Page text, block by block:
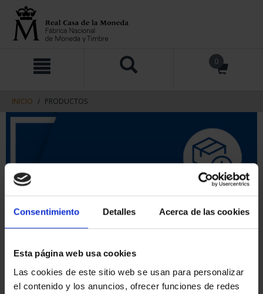
Consentimiento Detalles Acerca de las cookies
Esta página web usa cookies
Las cookies de este sitio web se usan para personalizar
el contenido y los anuncios, ofrecer funciones de redes
contenido
navegacin
0
INICIO PRODUCTOS